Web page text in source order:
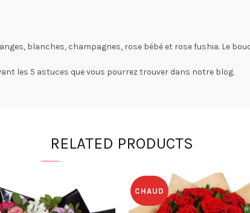
blanches, champagnes, rose bébé et rose fushia. Le
les 5 astuces que vous pourrez trouver dans notre blog.
RELATED PRODUCTS
CHAUD